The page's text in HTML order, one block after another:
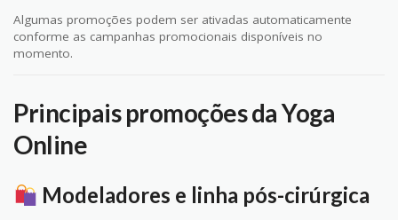
Algumas promoções podem ser ativadas automaticamente
conforme as campanhas promocionais disponíveis no
momento.
Principais promoções da Yoga
Online
Modeladores e linha pós-cirúrgica